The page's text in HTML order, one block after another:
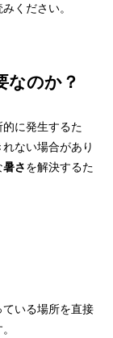
ください。
なのか？
に発生するた
ない場合があり
暑さを解決するた
いる場所を直接